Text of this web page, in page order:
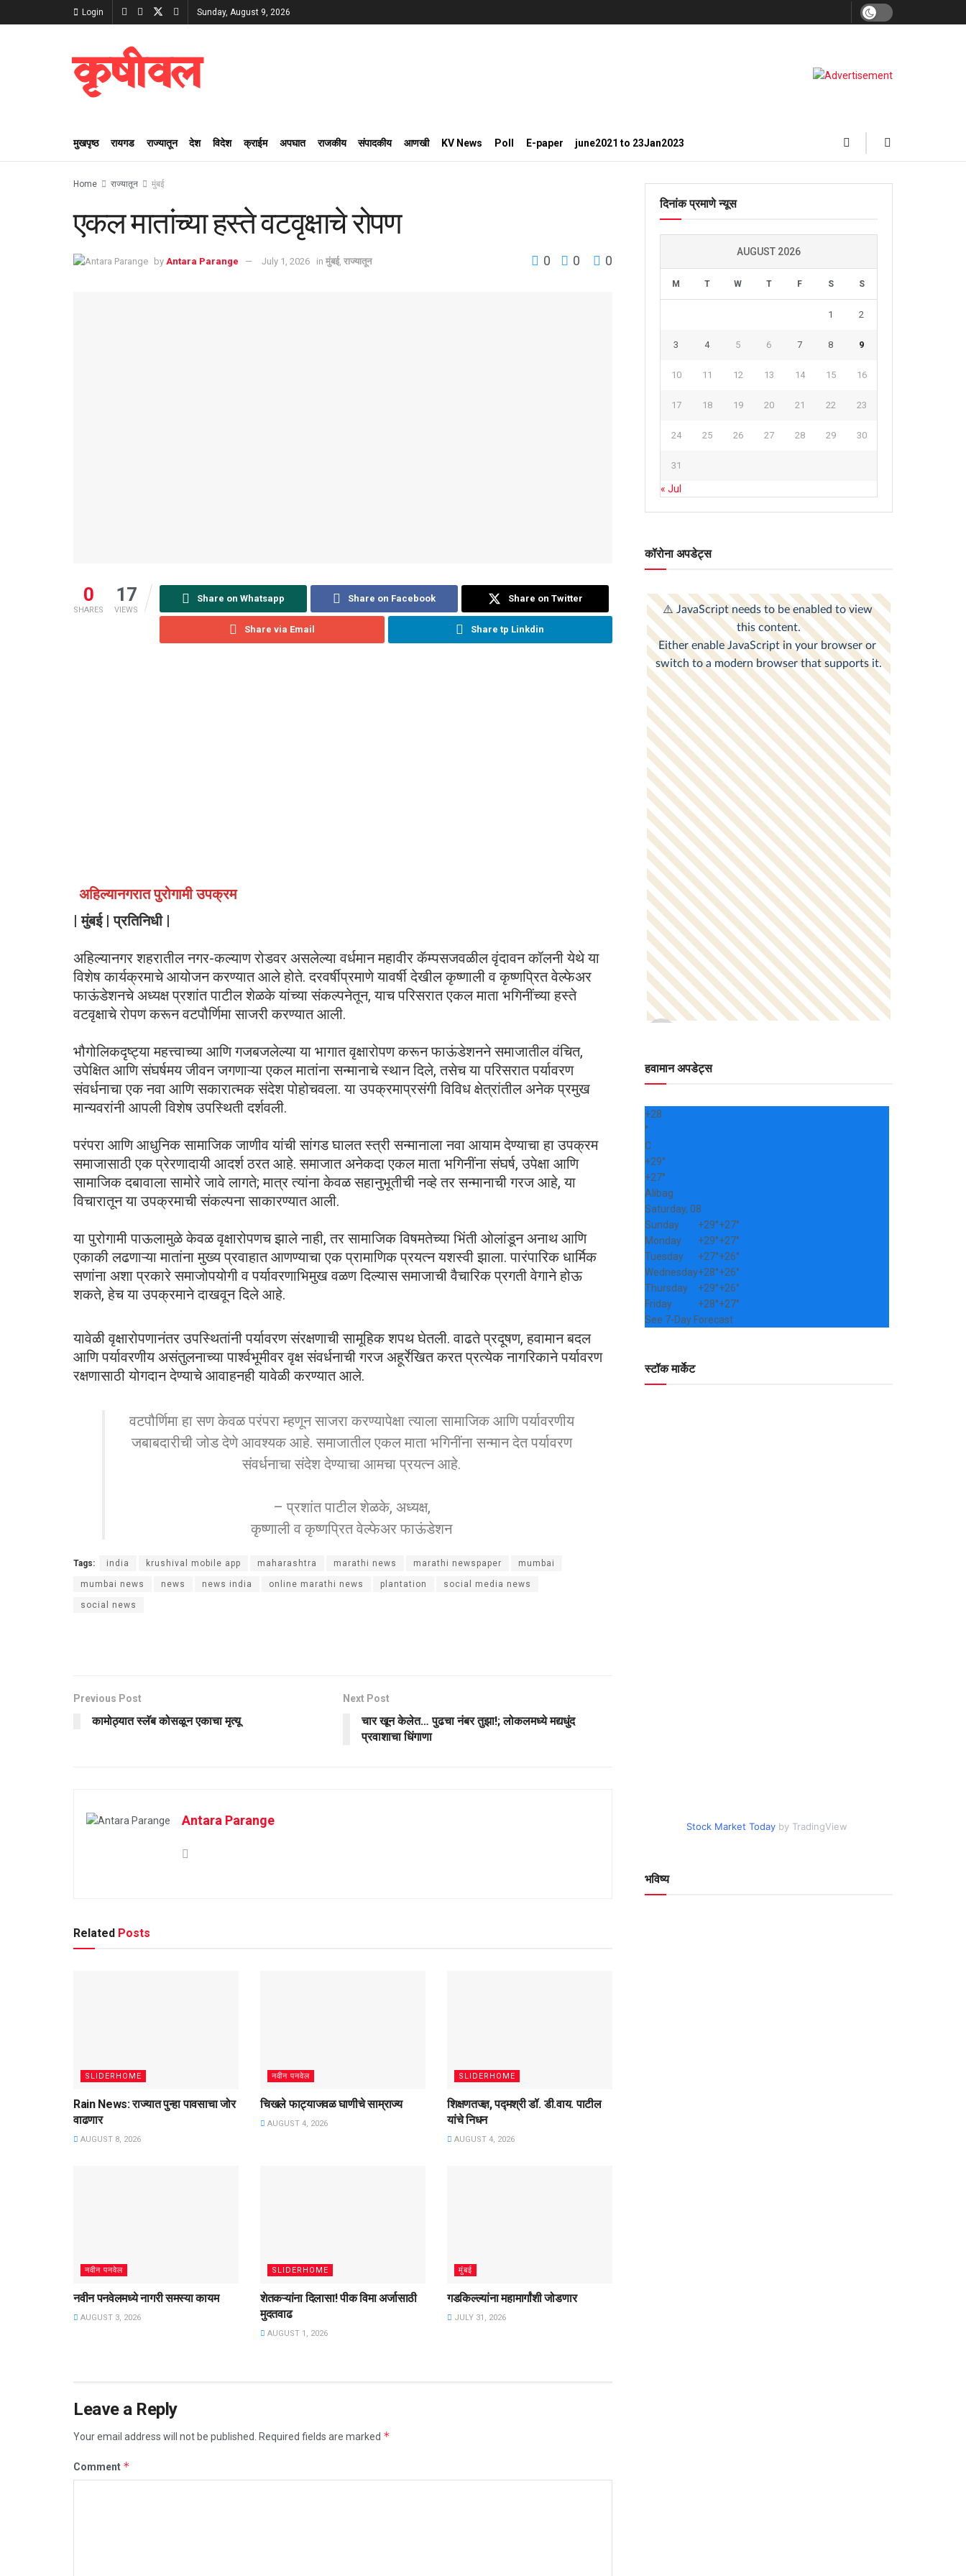
Login Sunday, August 9, 2026
कृषीवल
मुखपृष्ठ रायगड राज्यातून देश विदेश क्राईम अपघात राजकीय संपादकीय आणखी KV News Poll E-paper june2021 to 23Jan2023
Home राज्यातून मुंबई
एकल मातांच्या हस्ते वटवृक्षाचे रोपण
by Antara Parange July 1, 2026 in मुंबई, राज्यातून 0 0 0
0
SHARES
17
VIEWS
Share on Whatsapp Share on Facebook Share on Twitter
Share via Email Share tp Linkdin
अहिल्यानगरात पुरोगामी उपक्रम
| मुंबई | प्रतिनिधी |
अहिल्यानगर शहरातील नगर-कल्याण रोडवर असलेल्या वर्धमान महावीर कॅम्पसजवळील वृंदावन कॉलनी येथे या
विशेष कार्यक्रमाचे आयोजन करण्यात आले होते. दरवर्षीप्रमाणे यावर्षी देखील कृष्णाली व कृष्णप्रित वेल्फेअर
फाऊंडेशनचे अध्यक्ष प्रशांत पाटील शेळके यांच्या संकल्पनेतून, याच परिसरात एकल माता भगिनींच्या हस्ते
वटवृक्षाचे रोपण करून वटपौर्णिमा साजरी करण्यात आली.
भौगोलिकदृष्ट्या महत्त्वाच्या आणि गजबजलेल्या या भागात वृक्षारोपण करून फाऊंडेशनने समाजातील वंचित,
उपेक्षित आणि संघर्षमय जीवन जगणाऱ्या एकल मातांना सन्मानाचे स्थान दिले, तसेच या परिसरात पर्यावरण
संवर्धनाचा एक नवा आणि सकारात्मक संदेश पोहोचवला. या उपक्रमाप्रसंगी विविध क्षेत्रांतील अनेक प्रमुख
मान्यवरांनी आपली विशेष उपस्थिती दर्शवली.
परंपरा आणि आधुनिक सामाजिक जाणीव यांची सांगड घालत स्त्री सन्मानाला नवा आयाम देण्याचा हा उपक्रम
समाजासाठी एक प्रेरणादायी आदर्श ठरत आहे. समाजात अनेकदा एकल माता भगिनींना संघर्ष, उपेक्षा आणि
सामाजिक दबावाला सामोरे जावे लागते; मात्र त्यांना केवळ सहानुभूतीची नव्हे तर सन्मानाची गरज आहे, या
विचारातून या उपक्रमाची संकल्पना साकारण्यात आली.
या पुरोगामी पाऊलामुळे केवळ वृक्षारोपणच झाले नाही, तर सामाजिक विषमतेच्या भिंती ओलांडून अनाथ आणि
एकाकी लढणाऱ्या मातांना मुख्य प्रवाहात आणण्याचा एक प्रामाणिक प्रयत्न यशस्वी झाला. पारंपारिक धार्मिक
सणांना अशा प्रकारे समाजोपयोगी व पर्यावरणाभिमुख वळण दिल्यास समाजाची वैचारिक प्रगती वेगाने होऊ
शकते, हेच या उपक्रमाने दाखवून दिले आहे.
यावेळी वृक्षारोपणानंतर उपस्थितांनी पर्यावरण संरक्षणाची सामूहिक शपथ घेतली. वाढते प्रदूषण, हवामान बदल
आणि पर्यावरणीय असंतुलनाच्या पार्श्वभूमीवर वृक्ष संवर्धनाची गरज अहूर्रेखित करत प्रत्येक नागरिकाने पर्यावरण
रक्षणासाठी योगदान देण्याचे आवाहनही यावेळी करण्यात आले.
वटपौर्णिमा हा सण केवळ परंपरा म्हणून साजरा करण्यापेक्षा त्याला सामाजिक आणि पर्यावरणीय
जबाबदारीची जोड देणे आवश्यक आहे. समाजातील एकल माता भगिनींना सन्मान देत पर्यावरण
संवर्धनाचा संदेश देण्याचा आमचा प्रयत्न आहे.
– प्रशांत पाटील शेळके, अध्यक्ष,
कृष्णाली व कृष्णप्रित वेल्फेअर फाऊंडेशन
Tags: india krushival mobile app maharashtra marathi news marathi newspaper mumbai
mumbai news news news india online marathi news plantation social media news
social news
Previous Post
कामोठ्यात स्लॅब कोसळून एकाचा मृत्यू
Next Post
चार खून केलेत… पुढचा नंबर तुझा!; लोकलमध्ये मद्यधुंद
प्रवाशाचा धिंगाणा
Antara Parange
Related Posts
SLIDERHOME
Rain News: राज्यात पुन्हा पावसाचा जोर
वाढणार
AUGUST 8, 2026
नवीन पनवेल
चिखले फाट्याजवळ घाणीचे साम्राज्य
AUGUST 4, 2026
SLIDERHOME
शिक्षणतज्ज्ञ, पद्मश्री डॉ. डी.वाय. पाटील
यांचे निधन
AUGUST 4, 2026
नवीन पनवेल
नवीन पनवेलमध्ये नागरी समस्या कायम
AUGUST 3, 2026
SLIDERHOME
शेतकऱ्यांना दिलासा! पीक विमा अर्जासाठी
मुदतवाढ
AUGUST 1, 2026
मुंबई
गडकिल्ल्यांना महामार्गांशी जोडणार
JULY 31, 2026
Leave a Reply
Your email address will not be published. Required fields are marked *
Comment *
दिनांक प्रमाणे न्यूस
AUGUST 2026
M T W T F S S
1 2
3 4 5 6 7 8 9
10 11 12 13 14 15 16
17 18 19 20 21 22 23
24 25 26 27 28 29 30
31
« Jul
कॉरोना अपडेट्स
हवामान अपडेट्स
+28
°
C
+29°
+27°
Alibag
Saturday, 08
Sunday
+29°+27°
Monday
+29°+27°
Tuesday
+27°+26°
Wednesday+28°+26°
Thursday
+29°+26°
Friday
+28°+27°
See 7-Day Forecast
स्टॉक मार्केट
Stock Market Today by TradingView
भविष्य